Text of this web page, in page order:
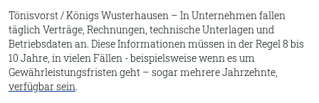
Tönisvorst / Königs Wusterhausen – In Unternehmen fallen
täglich Verträge, Rechnungen, technische Unterlagen und
Betriebsdaten an. Diese Informationen müssen in der Regel 8 bis
10 Jahre, in vielen Fällen - beispielsweise wenn es um
Gewährleistungsfristen geht – sogar mehrere Jahrzehnte,
verfügbar sein.